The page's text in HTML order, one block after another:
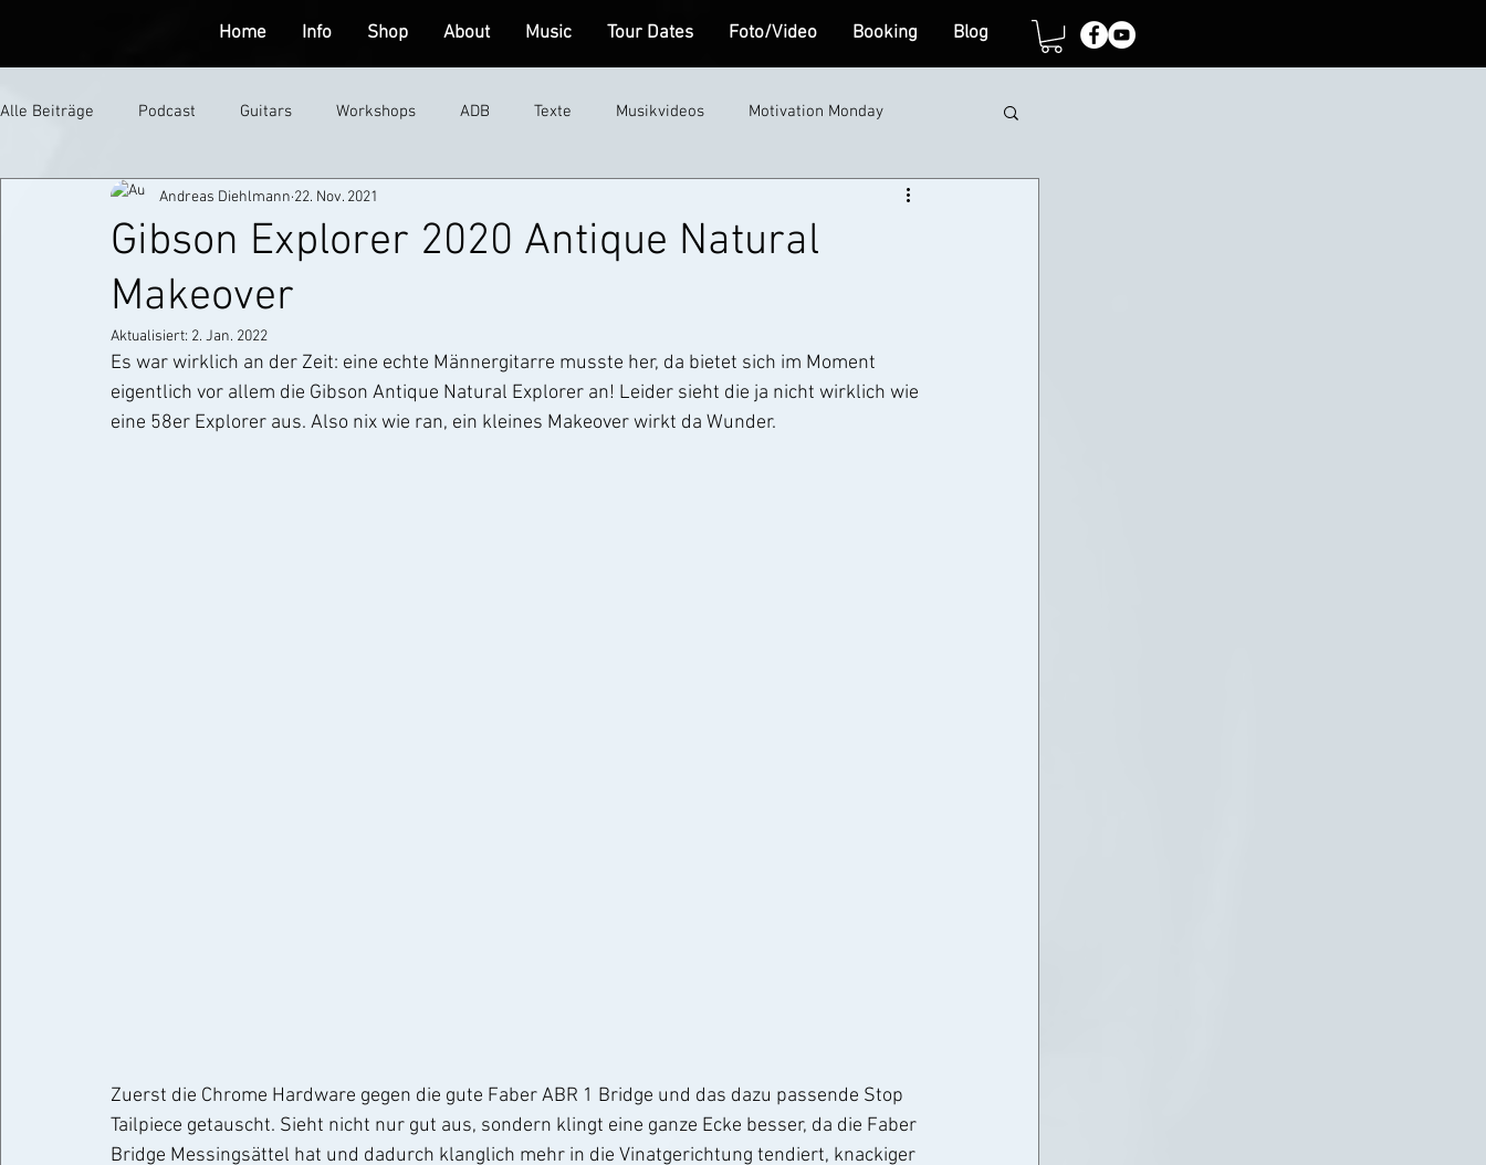
Home Info Shop About Music Tour Dates Foto/Video Booking Blog
Alle Beiträge Podcast Guitars Workshops ADB Texte Musikvideos Motivation Monday
Interviews
Gibson Explorer 2020 Antique Natural
Makeover
Andreas Diehlmann 22. Nov. 2021
Aktualisiert: 2. Jan. 2022
Es war wirklich an der Zeit: eine echte Männergitarre musste her, da bietet sich im Moment
eigentlich vor allem die Gibson Antique Natural Explorer an! Leider sieht die ja nicht wirklich wie
eine 58er Explorer aus. Also nix wie ran, ein kleines Makeover wirkt da Wunder.
Zuerst die Chrome Hardware gegen die gute Faber ABR 1 Bridge und das dazu passende Stop
Tailpiece getauscht. Sieht nicht nur gut aus, sondern klingt eine ganze Ecke besser, da die Faber
Bridge Messingsättel hat und dadurch klanglich mehr in die Vinatgerichtung tendiert, knackiger